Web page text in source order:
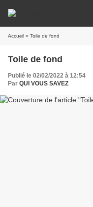
Accueil » Toile de fond
Toile de fond
Publié le 02/02/2022 à 12:54
Par QUI VOUS SAVEZ